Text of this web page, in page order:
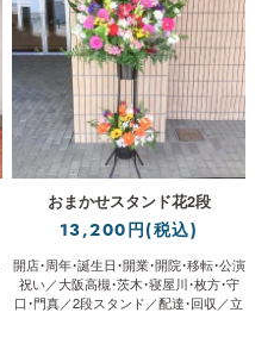
おまかせスタンド花2段
13,200円(税込)
開店・周年・誕生日・開業・開院・移転・公演
祝い／大阪高槻・茨木・寝屋川・枚方・守
口・門真／2段スタンド／配達・回収／立